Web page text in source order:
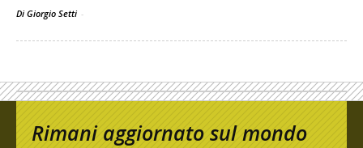
Di Giorgio Setti -
Rimani aggiornato sul mondo